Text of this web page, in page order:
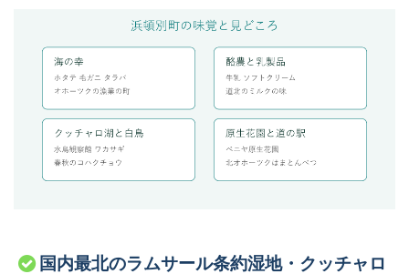
国内最北のラムサール条約湿地・クッチャロ